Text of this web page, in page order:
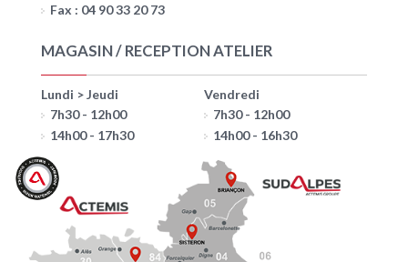
Fax : 04 90 33 20 73
MAGASIN / RECEPTION ATELIER
Lundi > Jeudi
7h30 - 12h00
14h00 - 17h30
Vendredi
7h30 - 12h00
14h00 - 16h30